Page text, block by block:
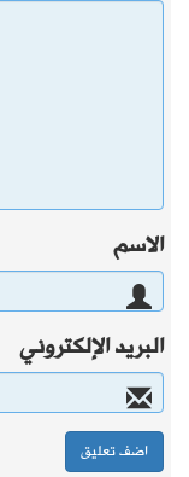
الاسم
البريد الإلكتروني